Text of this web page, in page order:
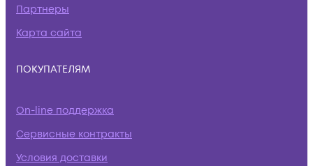
Партнеры
Карта сайта
ПОКУПАТЕЛЯМ
On-line поддержка
Сервисные контракты
Условия доставки